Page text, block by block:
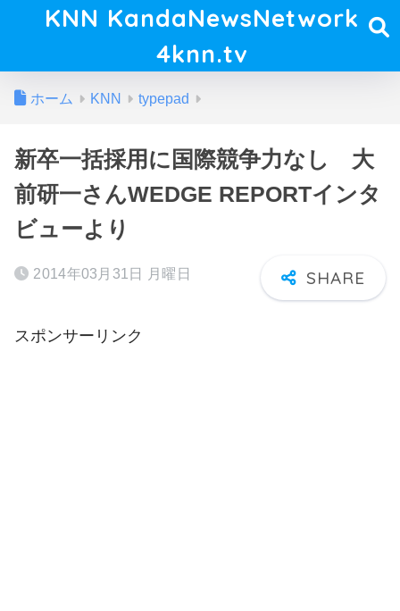
KNN KandaNewsNetwork
4knn.tv
ホーム KNN typepad
新卒一括採用に国際競争力なし 大
前研一さんWEDGE REPORTインタ
ビューより
2014年03月31日 月曜日
スポンサーリンク